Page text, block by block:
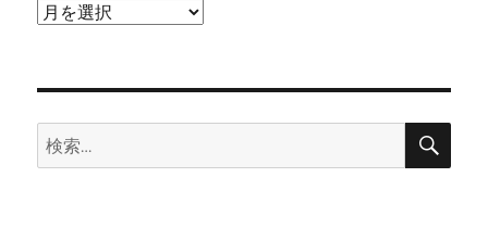
ア
検
索:
検